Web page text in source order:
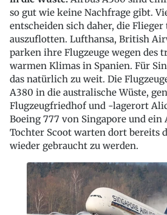
so gut wie keine Nachfrage gibt.
entscheiden sich daher, die
auszuflotten. Lufthansa, British
parken ihre Flugzeuge wegen des
warmen Klimas in Spanien. Für
das natürlich zu weit. Die
A380 in die australische Wüste,
Flugzeugfriedhof und -lagerort
Boeing 777 von Singapore und ein
Tochter Scoot warten dort bereits
wieder gebraucht zu werden.